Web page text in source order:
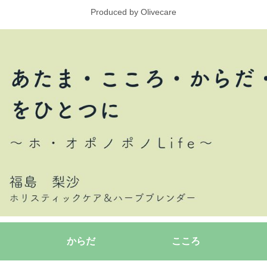
Produced by Olivecare
からだ こころ